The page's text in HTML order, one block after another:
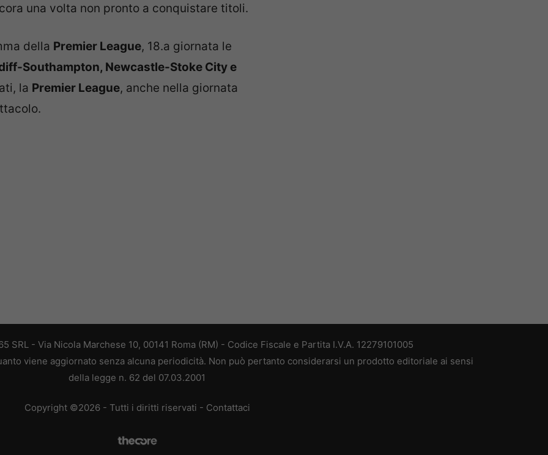
una volta non pronto a conquistare titoli.
della Premier League, 18.a giornata le
Southampton, Newcastle-Stoke City e
la Premier League, anche nella giornata
SRL - Via Nicola Marchese 10, 00141 Roma (RM) - Codice Fiscale e Partita I.V.A. 12279101005
viene aggiornato senza alcuna periodicità. Non può pertanto considerarsi un prodotto editoriale ai sensi
della legge n. 62 del 07.03.2001
Copyright ©2026 - Tutti i diritti riservati - Contattaci